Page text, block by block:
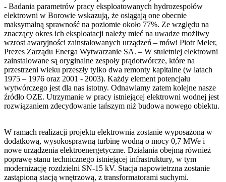
- Badania parametrów pracy eksploatowanych hydrozespołów
elektrowni w Borowie wskazują, że osiągają one obecnie
maksymalną sprawność na poziomie około 77%. Ze względu na
znaczący okres ich eksploatacji należy mieć na uwadze możliwy
wzrost awaryjności zainstalowanych urządzeń – mówi Piotr Meler,
Prezes Zarządu Energa Wytwarzanie SA. – W stuletniej elektrowni
zainstalowane są oryginalne zespoły prądotwórcze, które na
przestrzeni wieku przeszły tylko dwa remonty kapitalne (w latach
1975 – 1976 oraz 2001 - 2003). Każdy element potencjału
wytwórczego jest dla nas istotny. Odnawiamy zatem kolejne nasze
źródło OZE. Utrzymanie w pracy istniejącej elektrowni wodnej jest
rozwiązaniem zdecydowanie tańszym niż budowa nowego obiektu.
W ramach realizacji projektu elektrownia zostanie wyposażona w
dodatkową, wysokosprawną turbinę wodną o mocy 0,7 MWe i
nowe urządzenia elektroenergetyczne. Działania obejmą również
poprawę stanu technicznego istniejącej infrastruktury, w tym
modernizację rozdzielni SN-15 kV. Stacja napowietrzna zostanie
zastąpioną stacją wnętrzową, z transformatorami suchymi.